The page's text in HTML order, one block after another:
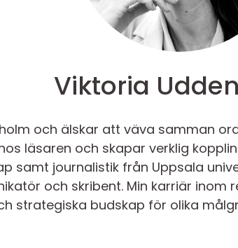
Viktoria
och älskar att väva samman
läsaren och skapar verklig
samt journalistik från Uppsala
och skribent. Min karriär
strategiska budskap för olika